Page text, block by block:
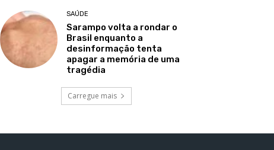
SAÚDE
Sarampo volta a rondar o
Brasil enquanto a
desinformação tenta
apagar a memória de uma
tragédia
Carregue mais